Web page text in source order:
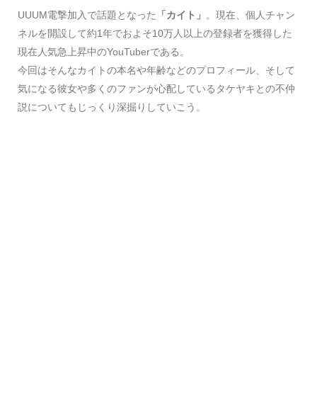
UUUM電撃加入で話題となった 「カイト」 。現在、個人チャン
ネルを開設して約1年でおよそ10万人以上の登録者を獲得した
現在人気急上昇中のYouTuberである。
今回はそんなカイトの本名や年齢などのプロフィール、そして
気になる彼女や多くのファンが心配しているタケヤキとの不仲
説についてもじっくり深掘りしていこう。